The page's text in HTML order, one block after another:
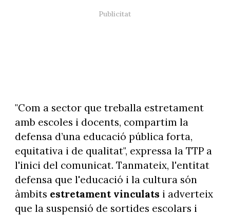
"Com a sector que treballa estretament
amb escoles i docents, compartim la
defensa d’una educació pública forta,
equitativa i de qualitat", expressa la TTP a
l'inici del comunicat. Tanmateix, l'entitat
defensa que l'educació i la cultura són
àmbits estretament vinculats i adverteix
que la suspensió de sortides escolars i